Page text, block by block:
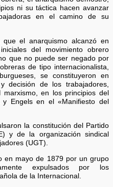
ni su táctica hacen avanzar
en el camino de su
el anarquismo alcanzó en
del movimiento obrero
que no puede ser negado por
de tipo internacionalista,
se constituyeron en
decisión de los trabajadores,
marxismo, en los principios del
y Engels en el «Manifiesto del
la constitución del Partido
y de la organización sindical
(UGT).
en mayo de 1879 por un grupo
expulsados por los
de la Internacional.